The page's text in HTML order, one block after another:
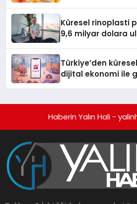
Küresel rinoplasti
9,6 milyar dolara
Türkiye’den
dijital ekonomi ile
Haberin Yalın Hali -